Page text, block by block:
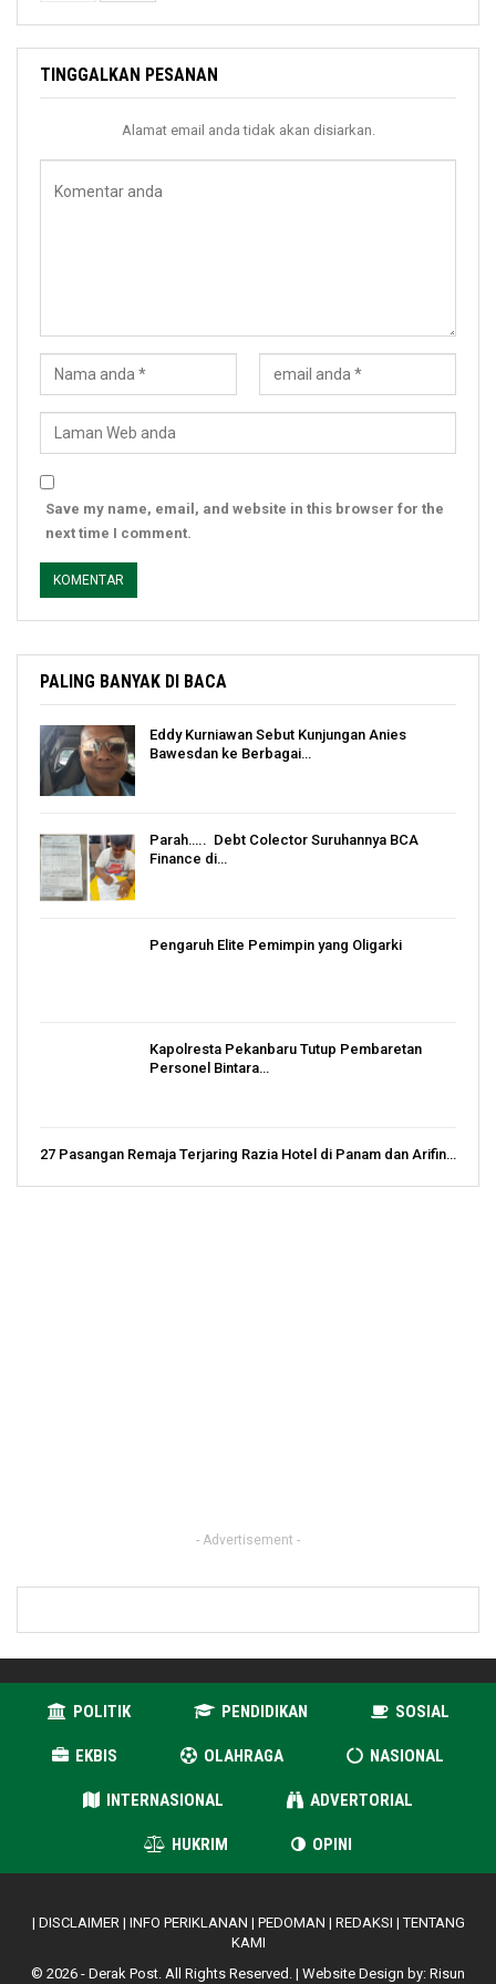
TINGGALKAN PESANAN
Alamat email anda tidak akan disiarkan.
Save my name, email, and website in this browser for the
next time I comment.
PALING BANYAK DI BACA
Eddy Kurniawan Sebut Kunjungan Anies
Bawesdan ke Berbagai…
Parah….. Debt Colector Suruhannya BCA
Finance di…
Pengaruh Elite Pemimpin yang Oligarki
Kapolresta Pekanbaru Tutup Pembaretan
Personel Bintara…
27 Pasangan Remaja Terjaring Razia Hotel di Panam dan Arifin…
- Advertisement -
POLITIK PENDIDIKAN SOSIAL
EKBIS OLAHRAGA NASIONAL
INTERNASIONAL ADVERTORIAL
HUKRIM OPINI
| DISCLAIMER | INFO PERIKLANAN | PEDOMAN | REDAKSI |TENTANG
KAMI
© 2026 - Derak Post. All Rights Reserved. | Website Design by: Risun